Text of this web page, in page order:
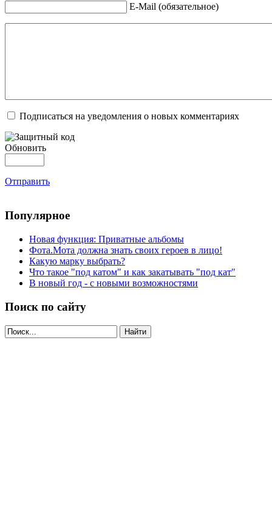
E-Mail (обязательное)
Подписаться на уведомления о новых комментариях
Обновить
Отправить
Популярное
Новая функция: Приватные альбомы
Фота.Мота должна знать своих героев в лицо!
Какую марку выбрать?
Что такое "под катом" и как закатывать "под кат"
В новый год - с новыми возможностями
Поиск по сайту
Найти